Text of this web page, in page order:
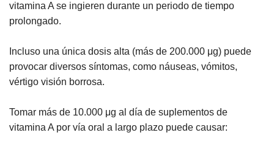
vitamina A se ingieren durante un periodo de tiempo
prolongado.
Incluso una única dosis alta (más de 200.000 μg) puede
provocar diversos síntomas, como náuseas, vómitos,
vértigo visión borrosa.
Tomar más de 10.000 μg al día de suplementos de
vitamina A por vía oral a largo plazo puede causar: